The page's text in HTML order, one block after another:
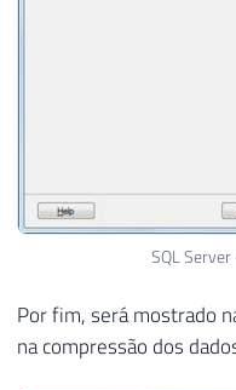
SQL
Por fim, será mostrado
na compressão dos